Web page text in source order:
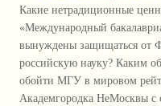
Какие нетрадиционные
«Международный
вынуждены защищаться от
российскую науку? Каким
обойти МГУ в мировом
Академгородка НеМосквы с